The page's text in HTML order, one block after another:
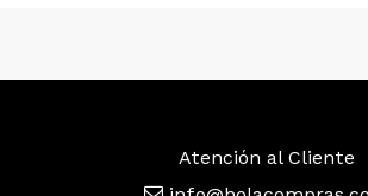
Atención al Cliente